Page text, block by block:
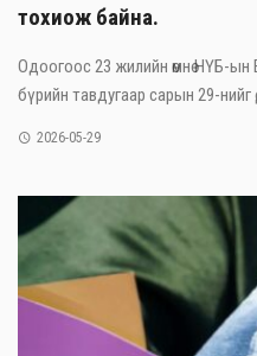
тохиож байна.
Одоогоос 23 жилийн өмнө НҮБ-ын
бүрийн тавдугаар сарын 29-нийг
2026-05-29